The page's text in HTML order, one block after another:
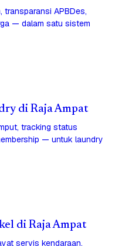
transparansi APBDes,
— dalam satu sistem
di Raja Ampat
tracking status
— untuk laundry
di Raja Ampat
servis kendaraan,